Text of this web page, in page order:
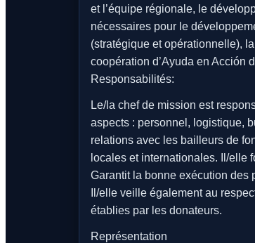
et l’équipe régionale, le
nécessaires pour le
(stratégique et opérationnelle),
coopération d’Ayuda en Acción
Responsabilités:
Le/la chef de mission est
aspects : personnel, logistique,
relations avec les bailleurs de
locales et internationales. Il/elle
Garantit la bonne exécution des
Il/elle veille également au
établies par les donateurs.
Représentation